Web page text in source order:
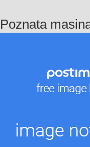
Poznata